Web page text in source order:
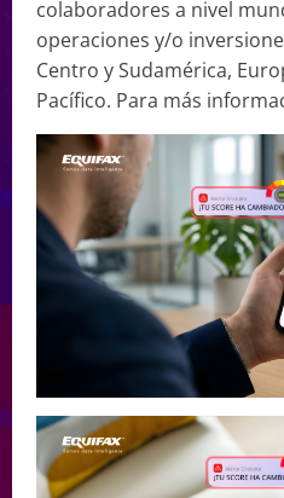
colaboradores a nivel
operaciones y/o
Centro y Sudamérica,
Pacífico. Para más